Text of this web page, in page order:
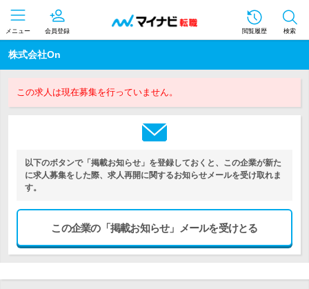
メニュー 会員登録 閲覧履歴 検索
株式会社On
この求人は現在募集を行っていません。
以下のボタンで「掲載お知らせ」を登録しておくと、この企業が新た
に求人募集をした際、求人再開に関するお知らせメールを受け取れま
す。
この企業の「掲載お知らせ」メールを受けとる